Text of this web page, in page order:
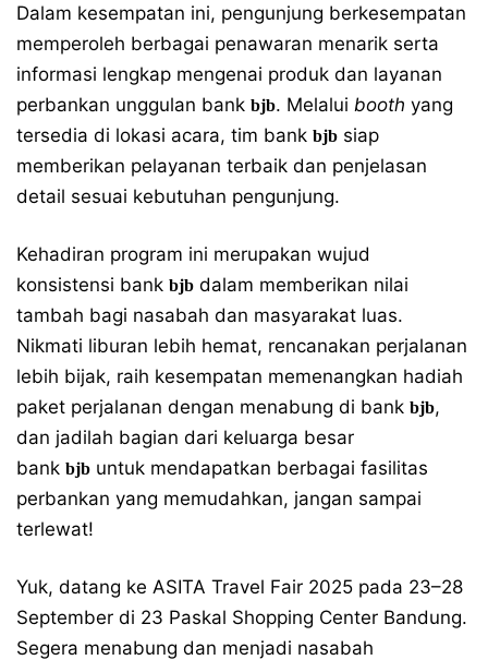
Dalam kesempatan ini, pengunjung berkesempatan
memperoleh berbagai penawaran menarik serta
informasi lengkap mengenai produk dan layanan
perbankan unggulan bank bjb. Melalui booth yang
tersedia di lokasi acara, tim bank bjb siap
memberikan pelayanan terbaik dan penjelasan
detail sesuai kebutuhan pengunjung.
Kehadiran program ini merupakan wujud
konsistensi bank bjb dalam memberikan nilai
tambah bagi nasabah dan masyarakat luas.
Nikmati liburan lebih hemat, rencanakan perjalanan
lebih bijak, raih kesempatan memenangkan hadiah
paket perjalanan dengan menabung di bank bjb,
dan jadilah bagian dari keluarga besar
bank bjb untuk mendapatkan berbagai fasilitas
perbankan yang memudahkan, jangan sampai
terlewat!
Yuk, datang ke ASITA Travel Fair 2025 pada 23–28
September di 23 Paskal Shopping Center Bandung.
Segera menabung dan menjadi nasabah